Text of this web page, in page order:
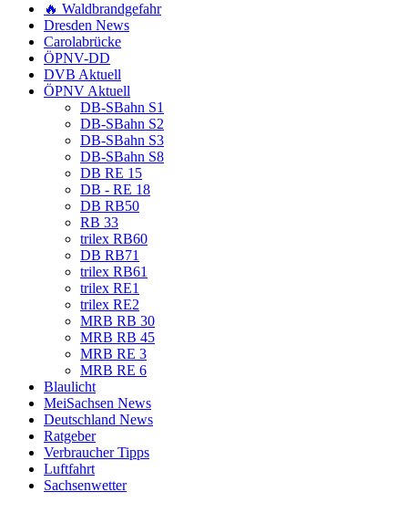
🔥 Waldbrandgefahr
Dresden News
Carolabrücke
ÖPNV-DD
DVB Aktuell
ÖPNV Aktuell
DB-SBahn S1
DB-SBahn S2
DB-SBahn S3
DB-SBahn S8
DB RE 15
DB - RE 18
DB RB50
RB 33
trilex RB60
DB RB71
trilex RB61
trilex RE1
trilex RE2
MRB RB 30
MRB RB 45
MRB RE 3
MRB RE 6
Blaulicht
MeiSachsen News
Deutschland News
Ratgeber
Verbraucher Tipps
Luftfahrt
Sachsenwetter